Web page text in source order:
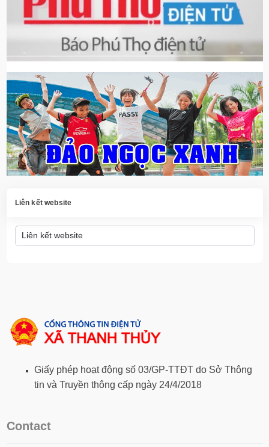
Liên kết website
Giấy phép hoạt động số 03/GP-TTĐT do Sở Thông
tin và Truyền thông cấp ngày 24/4/2018
Contact